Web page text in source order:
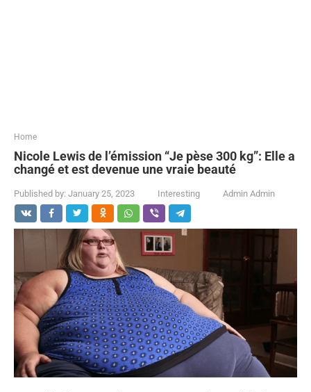
Home
Nicole Lewis de l’émission “Je pèse 300 kg”: Elle a
changé et est devenue une vraie beauté
Published by: January 25, 2023 Interesting Admin Admin